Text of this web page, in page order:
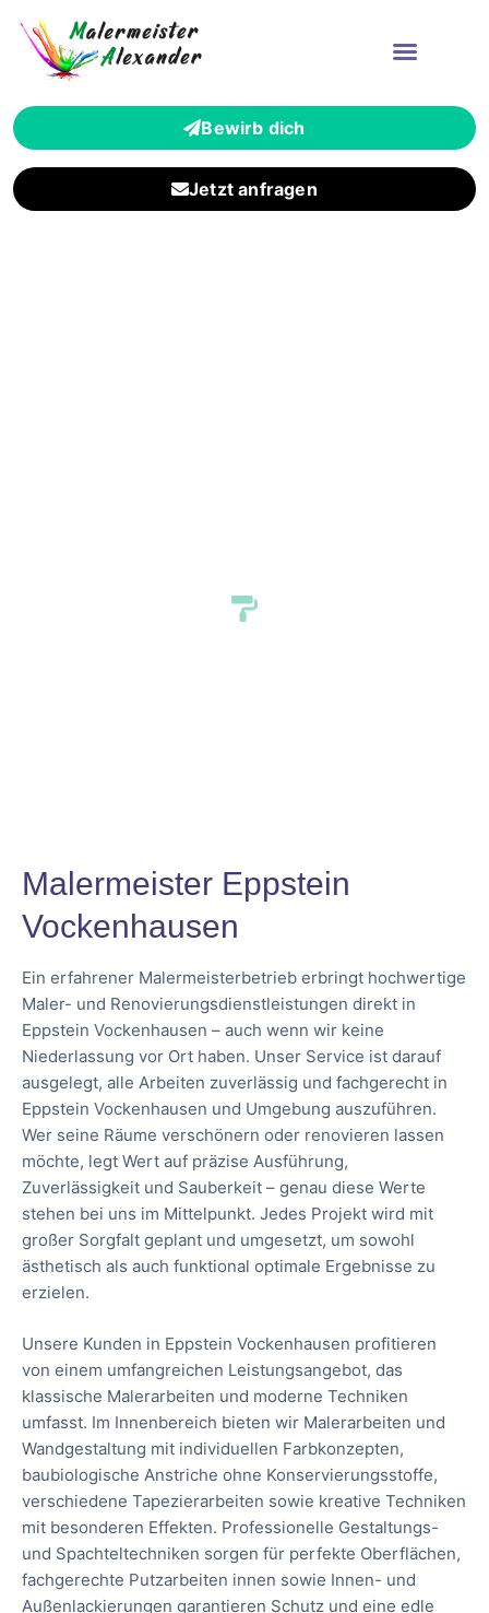
Bewirb dich
Jetzt anfragen
Malermeister Eppstein
Vockenhausen
Ein erfahrener Malermeisterbetrieb erbringt hochwertige
Maler- und Renovierungsdienstleistungen direkt in
Eppstein Vockenhausen – auch wenn wir keine
Niederlassung vor Ort haben. Unser Service ist darauf
ausgelegt, alle Arbeiten zuverlässig und fachgerecht in
Eppstein Vockenhausen und Umgebung auszuführen.
Wer seine Räume verschönern oder renovieren lassen
möchte, legt Wert auf präzise Ausführung,
Zuverlässigkeit und Sauberkeit – genau diese Werte
stehen bei uns im Mittelpunkt. Jedes Projekt wird mit
großer Sorgfalt geplant und umgesetzt, um sowohl
ästhetisch als auch funktional optimale Ergebnisse zu
erzielen.
Unsere Kunden in Eppstein Vockenhausen profitieren
von einem umfangreichen Leistungsangebot, das
klassische Malerarbeiten und moderne Techniken
umfasst. Im Innenbereich bieten wir Malerarbeiten und
Wandgestaltung mit individuellen Farbkonzepten,
baubiologische Anstriche ohne Konservierungsstoffe,
verschiedene Tapezierarbeiten sowie kreative Techniken
mit besonderen Effekten. Professionelle Gestaltungs-
und Spachteltechniken sorgen für perfekte Oberflächen,
fachgerechte Putzarbeiten innen sowie Innen- und
Außenlackierungen garantieren Schutz und eine edle